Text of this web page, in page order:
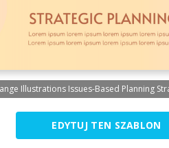
Illustrations Issues-Based Planning
EDYTUJ TEN SZABLON